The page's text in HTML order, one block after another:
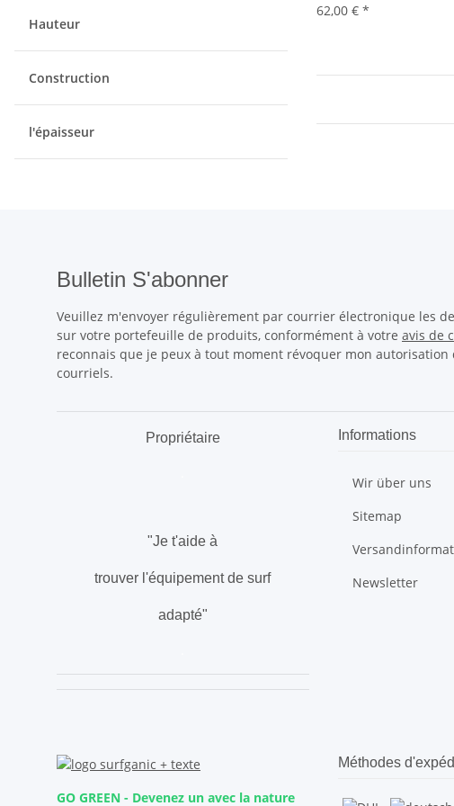
62,00 € *
Hauteur
Construction
l'épaisseur
Bulletin S'abonner
Veuillez m'envoyer régulièrement par courrier électronique les
sur votre portefeuille de produits, conformément à votre avis de
reconnais que je peux à tout moment révoquer mon autorisation
courriels.
Propriétaire
"Je t'aide à
trouver l'équipement de surf
adapté"
Informations
Wir über uns
Sitemap
Newsletter
GO GREEN - Devenez un avec la nature
Méthodes